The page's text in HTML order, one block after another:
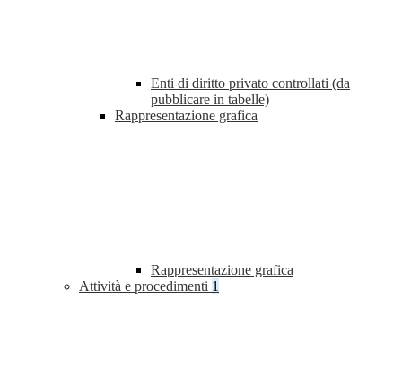
Enti di diritto privato controllati (da
pubblicare in tabelle)
Rappresentazione grafica
Rappresentazione grafica
Attività e procedimenti 1